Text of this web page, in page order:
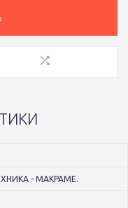
- МАКРАМЕ.